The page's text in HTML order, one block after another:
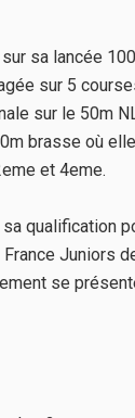
sa lancée
sur 5
sur le 50m
brasse où
et 4eme.
qualification
France Juniors
se